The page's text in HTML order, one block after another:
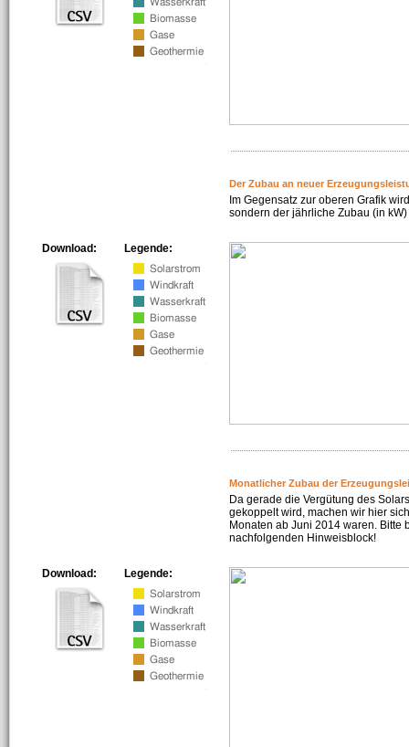
Der Zubau an neuer
Im Gegensatz zur oberen Grafik
sondern der jährliche Zubau (in
Legende:
Download:
Monatlicher Zubau der
Da gerade die Vergütung des
gekoppelt wird, machen wir hier
Monaten ab Juni 2014 waren. Bitte
nachfolgenden Hinweisblock!
Legende:
Download: